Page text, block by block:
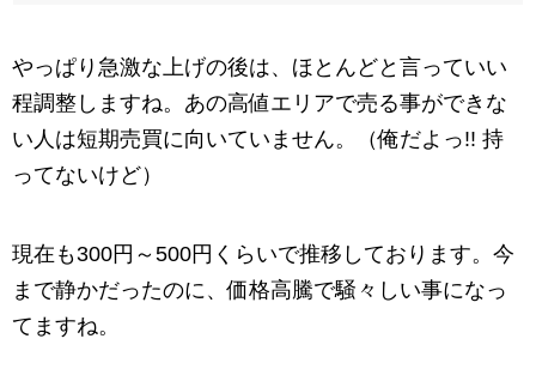
やっぱり急激な上げの後は、ほとんどと言っていい
程調整しますね。あの高値エリアで売る事ができな
い人は短期売買に向いていません。（俺だよっ!! 持
ってないけど）
現在も300円～500円くらいで推移しております。今
まで静かだったのに、価格高騰で騒々しい事になっ
てますね。